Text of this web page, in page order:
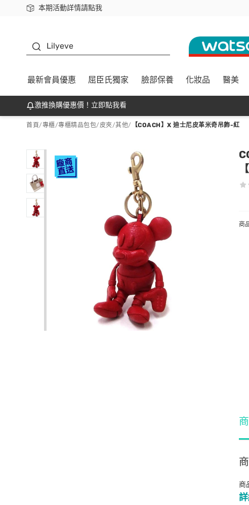
本期活動詳情請點我
下載app最高回饋$350
Lilyeve
最新會員優惠 屈臣氏獨家 臉部保養 化妝品 醫美
激推換購優惠價！立即點我看
首頁/專櫃/專櫃精品包包/皮夾/其他/ 【COACH】X 迪士尼皮革米奇吊飾-紅
商
商